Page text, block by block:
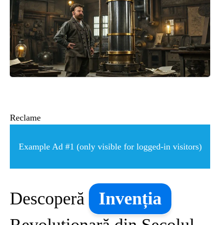
Reclame
Example Ad #1 (only visible for logged-in visitors)
Descoperă
Invenția
STIRI
ȘTIINȚA
ANIMALE
OAMENI
INSTALEAZ
A
APLICATIA